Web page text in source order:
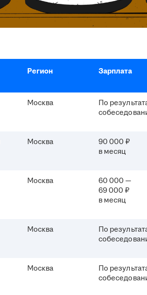
Регион Зарплата
Москва
По
Москва
90 000 ₽
в месяц
Москва
60 000 —
69 000 ₽
в месяц
Москва
По
Москва
По